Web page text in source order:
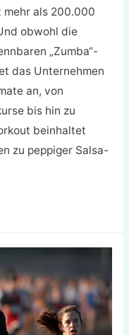
mehr als 200.000
obwohl die
„Zumba“-
das Unternehmen
an, von
bis hin zu
beinhaltet
zu peppiger Salsa-